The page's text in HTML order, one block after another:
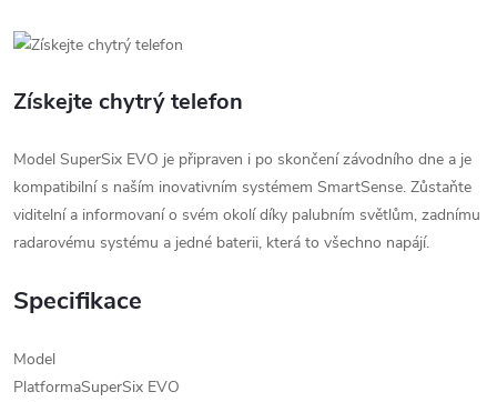
Získejte chytrý telefon
Model SuperSix EVO je připraven i po skončení závodního dne a je
kompatibilní s naším inovativním systémem SmartSense. Zůstaňte
viditelní a informovaní o svém okolí díky palubním světlům, zadnímu
radarovému systému a jedné baterii, která to všechno napájí.
Specifikace
Model
PlatformaSuperSix EVO